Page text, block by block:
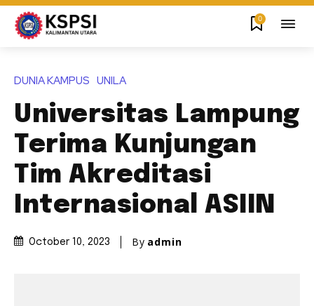
0
DUNIA KAMPUS UNILA
Universitas Lampung
Terima Kunjungan
Tim Akreditasi
Internasional ASIIN
October 10, 2023 By admin